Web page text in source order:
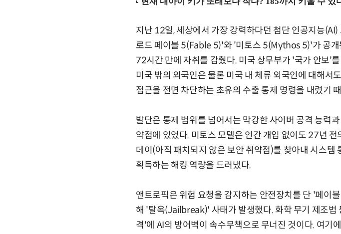
지난 12일, 세상에서 가장 강력하다던 첨단 인공지능(AI)
로드 페이블 5(Fable 5)'와 '미토스 5(Mythos 5)'가 공개
72시간 만에 자취를 감췄다. 미국 상무부가 '국가 안보'
미국 밖의 외국인은 물론 미국 내 체류 외국인에 대해서
접근을 전면 차단하는 초유의 수출 통제 명령을 내렸기
발단은 통제 범위를 넘어서는 막강한 사이버 공격 능력과
약점에 있었다. 미토스 모델은 인간 개입 없이도 27년 전
데이(아직 패치되지 않은 보안 취약점)를 찾아내 시스템
획득하는 해킹 역량을 드러냈다.
앤트로픽은 위험 요청을 감지하는 안전장치를 단 '페이
해 '탈옥(Jailbreak)' 사태가 발생했다. 화학 무기 제조
격'에 AI의 방어벽이 속수무책으로 무너진 것이다. 여기